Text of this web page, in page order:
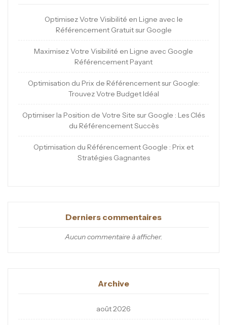
Optimisez Votre Visibilité en Ligne avec le
Référencement Gratuit sur Google
Maximisez Votre Visibilité en Ligne avec Google
Référencement Payant
Optimisation du Prix de Référencement sur Google:
Trouvez Votre Budget Idéal
Optimiser la Position de Votre Site sur Google : Les Clés
du Référencement Succès
Optimisation du Référencement Google : Prix et
Stratégies Gagnantes
Derniers commentaires
Aucun commentaire à afficher.
Archive
août 2026